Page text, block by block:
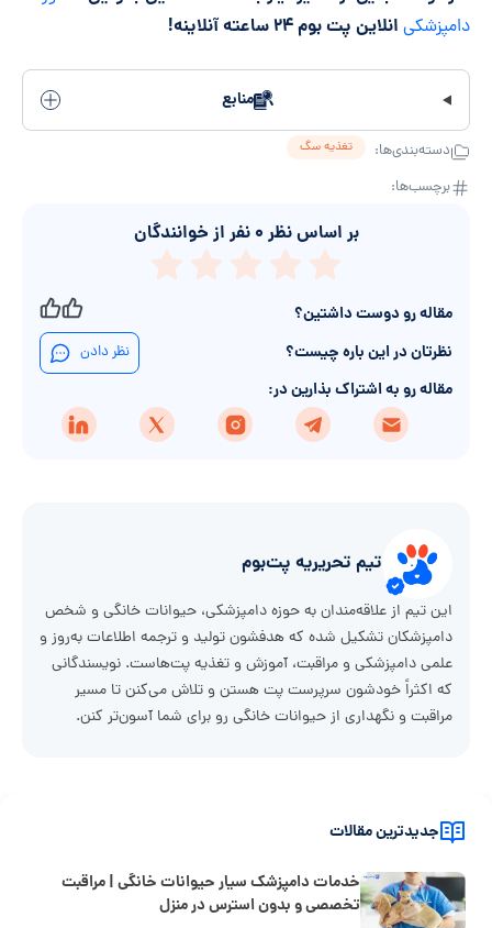
دامپزشکی انلاین پت بوم ۲۴ ساعته آنلاینه!
منابع
دسته‌بندی‌ها: تغذیه سگ
برچسب‌ها:
بر اساس نظر ۰ نفر از خوانندگان
مقاله رو دوست داشتین؟
نظرتان در این باره چیست؟
نظر دادن
مقاله رو به اشتراک بذارین در:
تیم تحریریه پت‌بوم
این تیم از علاقه‌مندان به حوزه دامپزشکی، حیوانات خانگی و شخص
دامپزشکان تشکیل شده که هدفشون تولید و ترجمه اطلاعات به‌روز و
علمی دامپزشکی و مراقبت، آموزش و تغذیه پت‌هاست. نویسندگانی
که اکثراً خودشون سرپرست پت هستن و تلاش می‌کنن تا مسیر
مراقبت و نگهداری از حیوانات خانگی رو برای شما آسون‌تر کنن.
جدیدترین مقالات
خدمات دامپزشک سیار حیوانات خانگی | مراقبت
تخصصی و بدون استرس در منزل